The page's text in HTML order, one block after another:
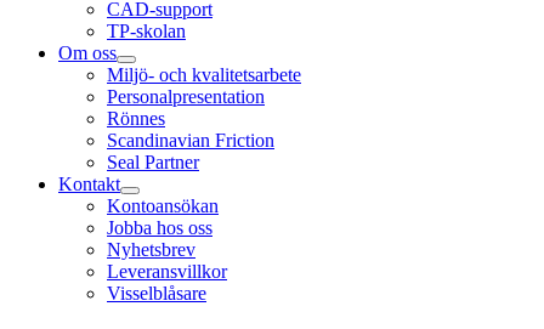
CAD-support
TP-skolan
Om oss
Miljö- och kvalitetsarbete
Personalpresentation
Rönnes
Scandinavian Friction
Seal Partner
Kontakt
Kontoansökan
Jobba hos oss
Nyhetsbrev
Leveransvillkor
Visselblåsare